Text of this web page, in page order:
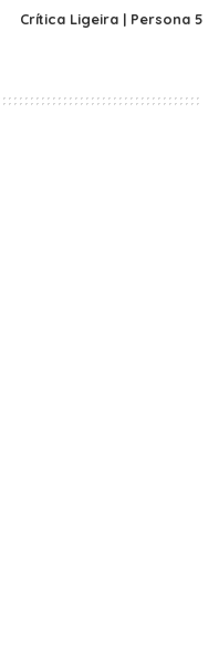
Crítica Ligeira | Persona 5